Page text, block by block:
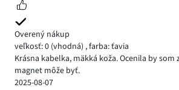
Overený nákup
veľkosť: 0 (vhodná) ,farba: ťavia
Krásna kabelka, mäkká koža. Ocenila by som
magnet môže byť.
2025-08-07